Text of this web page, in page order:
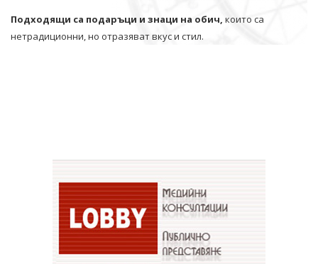
Подходящи са подаръци и знаци на обич, които са
нетрадиционни, но отразяват вкус и стил.